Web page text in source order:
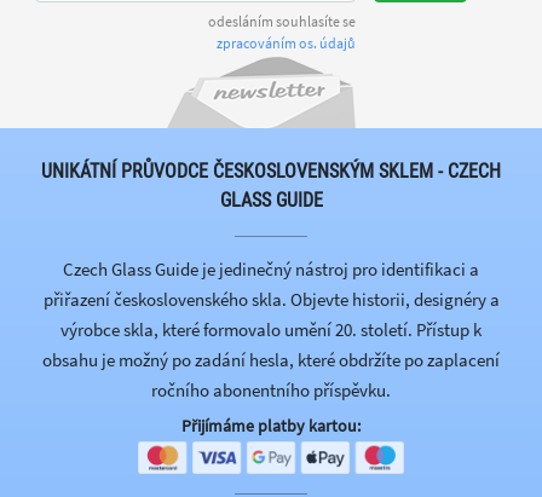
odesláním souhlasíte se
zpracováním os. údajů
UNIKÁTNÍ PRŮVODCE ČESKOSLOVENSKÝM SKLEM - CZECH
GLASS GUIDE
Czech Glass Guide je jedinečný nástroj pro identifikaci a
přiřazení československého skla. Objevte historii, designéry a
výrobce skla, které formovalo umění 20. století. Přístup k
obsahu je možný po zadání hesla, které obdržíte po zaplacení
ročního abonentního příspěvku.
Přijímáme platby kartou: